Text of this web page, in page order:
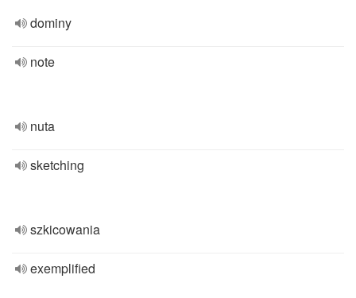
dominy
note
nuta
sketching
szkicowania
exemplified